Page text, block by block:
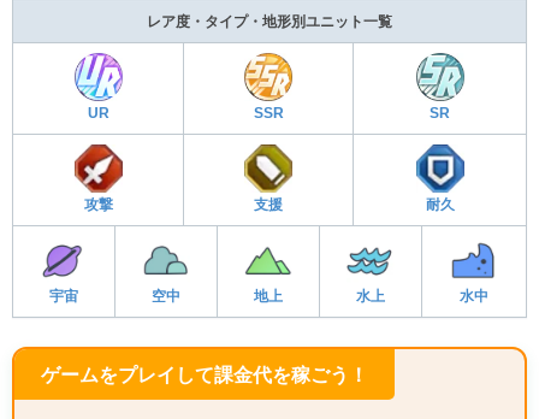
レア度・タイプ・地形別ユニット一覧
UR SSR SR
攻撃 支援 耐久
宇宙 空中 地上 水上 水中
ゲームをプレイして課金代を稼ごう！